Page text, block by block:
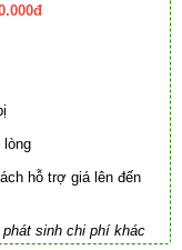
lòng
hỗ trợ giá lên đến
sinh chi phí khác